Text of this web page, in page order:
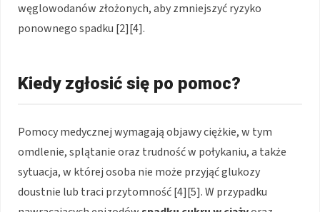
węglowodanów złożonych, aby zmniejszyć ryzyko
ponownego spadku [2][4].
Kiedy zgłosić się po pomoc?
Pomocy medycznej wymagają objawy ciężkie, w tym
omdlenie, splątanie oraz trudność w połykaniu, a także
sytuacja, w której osoba nie może przyjąć glukozy
doustnie lub traci przytomność [4][5]. W przypadku